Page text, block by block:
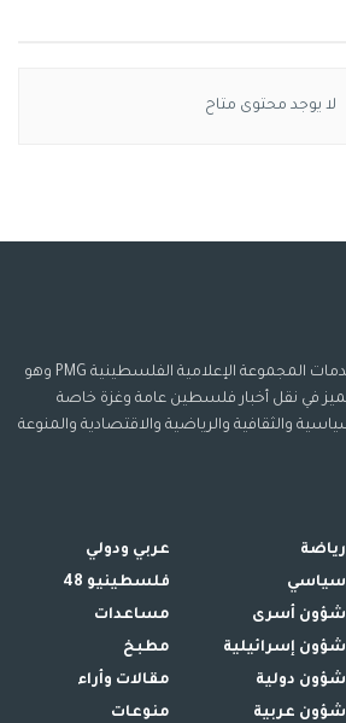
لا يوجد محتوى متاح
موقع غزة بوست هو احد خدمات المجموعة الإعلامية الفلسطينية PMG وهو
في نقل أخبار فلسطين عامة وغزة خاصة
والثقافية والرياضية والاقتصادية والمنوعة
رياضة
سياسي
شؤون أسرى
شؤون إسرائيلية
شؤون دولية
شؤون عربية
عربي ودولي
فلسطينيو 48
مساعدات
مطبخ
مقالات وأراء
منوعات